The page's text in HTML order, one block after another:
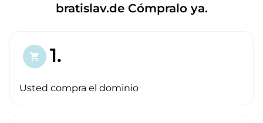
bratislav.de Cómpralo ya.
shopping_cart 1.
Usted compra el dominio